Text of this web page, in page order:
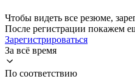
Чтобы видеть все резюме,
После регистрации покажем
Зарегистрироваться
За всё время
По соответствию